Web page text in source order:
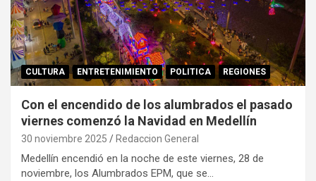
CULTURA ENTRETENIMIENTO POLITICA REGIONES
Con el encendido de los alumbrados el pasado
viernes comenzó la Navidad en Medellín
30 noviembre 2025 Redaccion General
Medellín encendió en la noche de este viernes, 28 de
noviembre, los Alumbrados EPM, que se…